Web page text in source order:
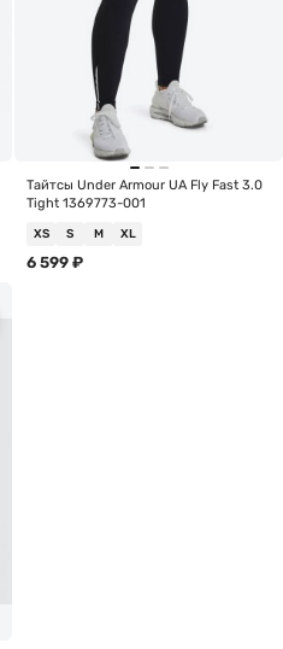
Тайтсы Under Armour UA Fly Fast 3.0
Tight 1369773-001
XS S M XL
6 599 ₽